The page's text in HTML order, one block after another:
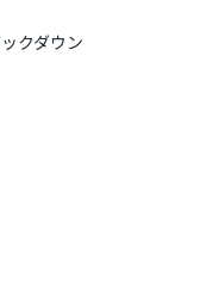
クダウン